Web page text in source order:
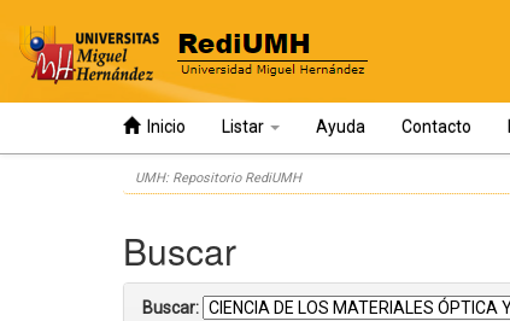
Inicio Listar Ayuda Contacto
UMH: Repositorio RediUMH
Buscar
Buscar: